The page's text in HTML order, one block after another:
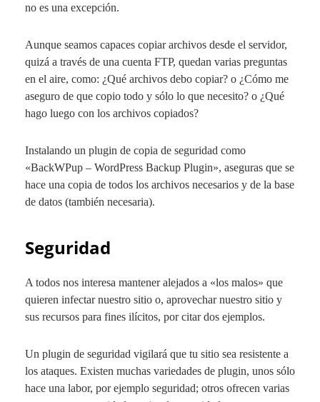
no es una excepción.
Aunque seamos capaces copiar archivos desde el servidor,
quizá a través de una cuenta FTP, quedan varias preguntas
en el aire, como: ¿Qué archivos debo copiar? o ¿Cómo me
aseguro de que copio todo y sólo lo que necesito? o ¿Qué
hago luego con los archivos copiados?
Instalando un plugin de copia de seguridad como
«BackWPup – WordPress Backup Plugin», aseguras que se
hace una copia de todos los archivos necesarios y de la base
de datos (también necesaria).
Seguridad
A todos nos interesa mantener alejados a «los malos» que
quieren infectar nuestro sitio o, aprovechar nuestro sitio y
sus recursos para fines ilícitos, por citar dos ejemplos.
Un plugin de seguridad vigilará que tu sitio sea resistente a
los ataques. Existen muchas variedades de plugin, unos sólo
hace una labor, por ejemplo seguridad; otros ofrecen varias